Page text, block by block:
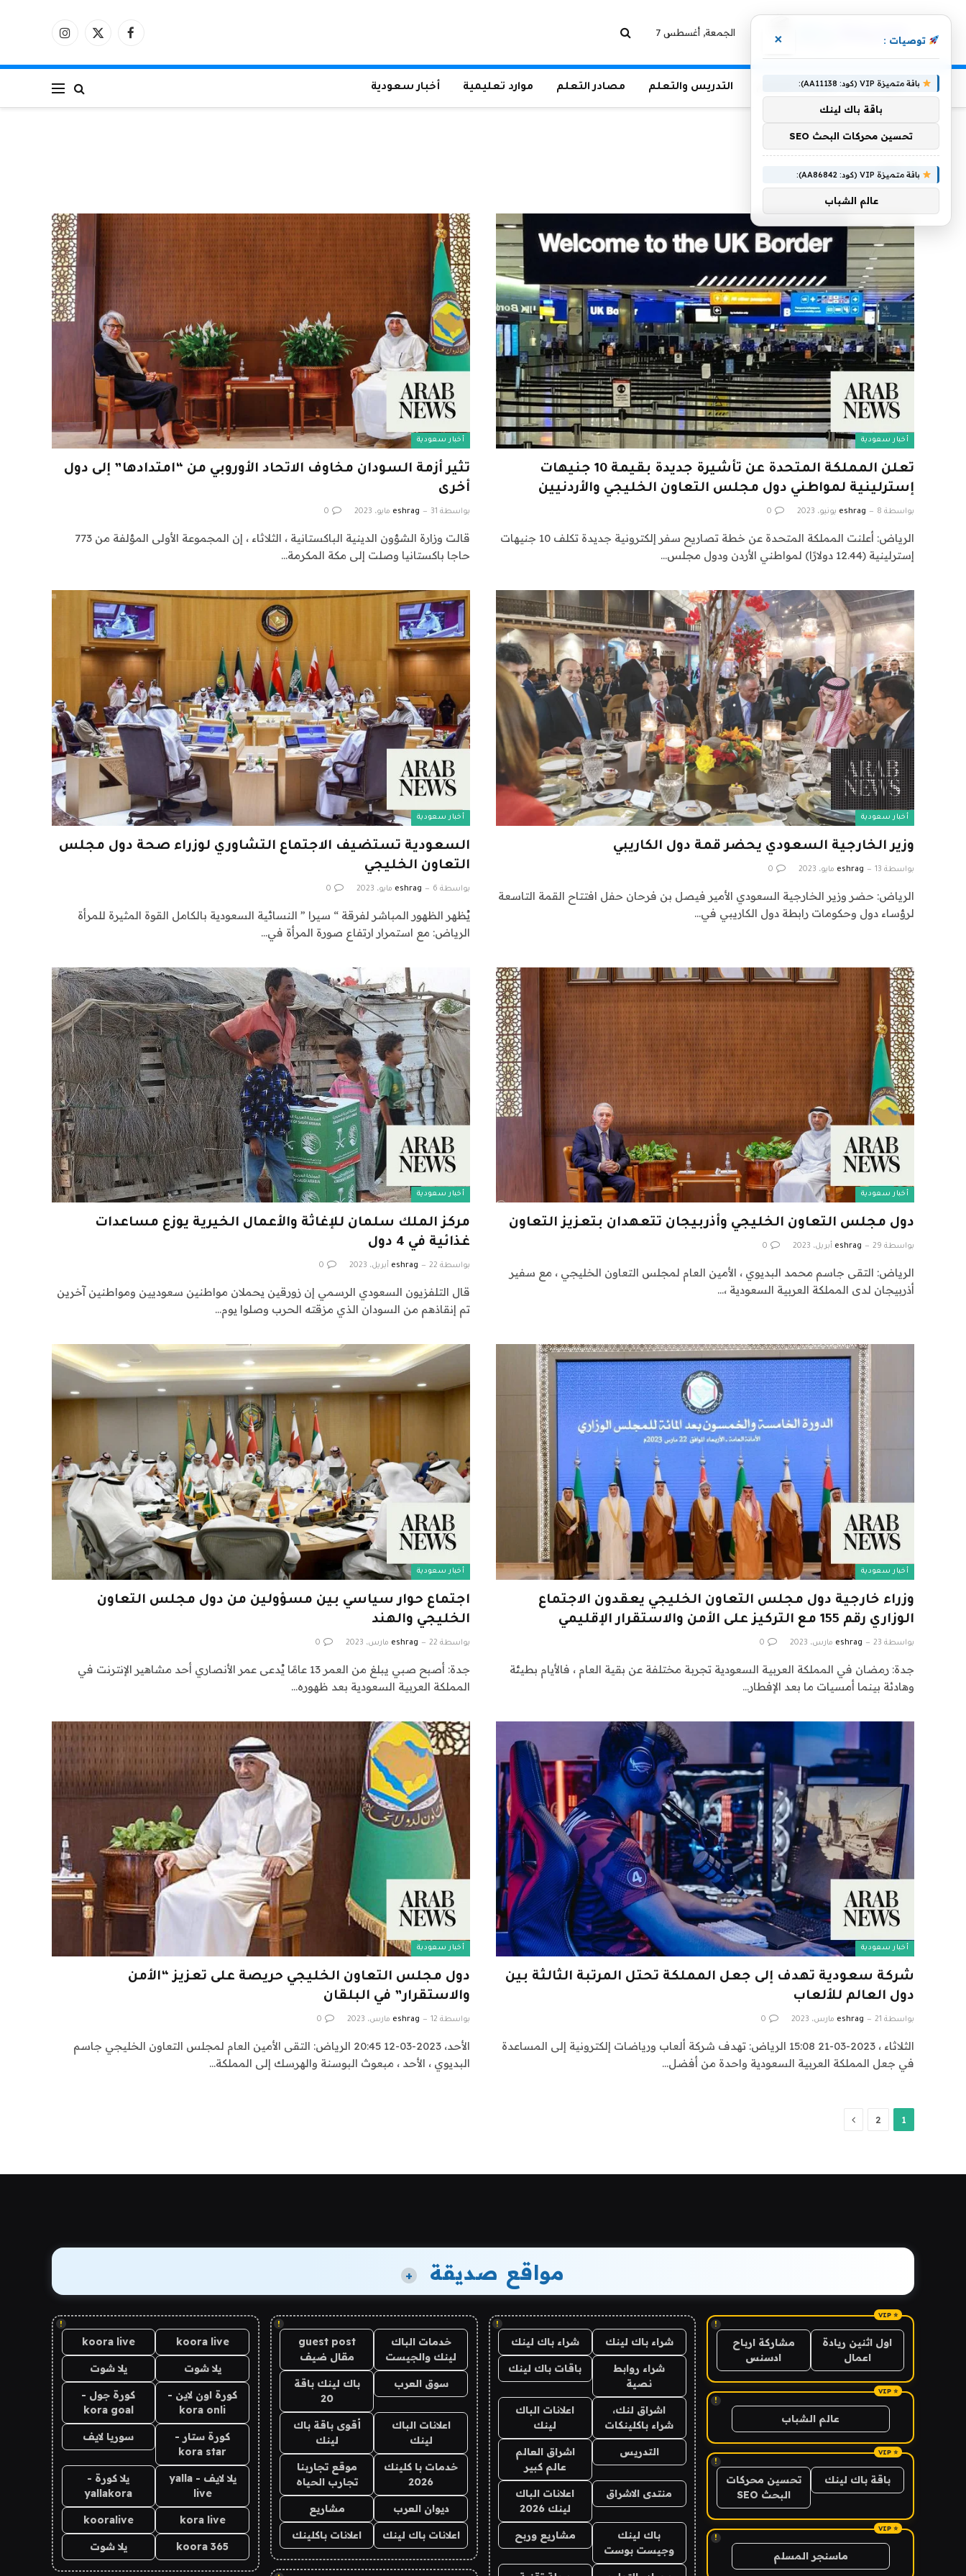
الجمعة, أغسطس 7 فيسبوكX
الانستغرام
الرئيسية منوعات التعليم التدريس والتعلم مصادر التعلم موارد تعليمية أخبار سعودية
دول
أخبار سعودية
تعلن المملكة المتحدة عن تأشيرة جديدة بقيمة 10 جنيهات
إسترلينية لمواطني دول مجلس التعاون الخليجي والأردنيين
بواسطة eshrag 8 يونيو، 2023 0
الرياض: أعلنت المملكة المتحدة عن خطة تصاريح سفر إلكترونية جديدة تكلف 10 جنيهات
إسترلينية (12.44 دولارًا) لمواطني الأردن ودول مجلس…
أخبار سعودية
تثير أزمة السودان مخاوف الاتحاد الأوروبي من “امتدادها” إلى دول
أخرى
بواسطة eshrag 31 مايو، 2023 0
قالت وزارة الشؤون الدينية الباكستانية ، الثلاثاء ، إن المجموعة الأولى المؤلفة من 773
حاجا باكستانيا وصلت إلى مكة المكرمة…
أخبار سعودية
وزير الخارجية السعودي يحضر قمة دول الكاريبي
بواسطة eshrag 13 مايو، 2023 0
الرياض: حضر وزير الخارجية السعودي الأمير فيصل بن فرحان حفل افتتاح القمة التاسعة
لرؤساء دول وحكومات رابطة دول الكاريبي في…
أخبار سعودية
السعودية تستضيف الاجتماع التشاوري لوزراء صحة دول مجلس
التعاون الخليجي
بواسطة eshrag 6 مايو، 2023 0
يُظهر الظهور المباشر لفرقة “ سيرا ” النسائية السعودية بالكامل القوة المثيرة للمرأة
الرياض: مع استمرار ارتفاع صورة المرأة في…
أخبار سعودية
دول مجلس التعاون الخليجي وأذربيجان تتعهدان بتعزيز التعاون
بواسطة eshrag 29 أبريل، 2023 0
الرياض: التقى جاسم محمد البديوي ، الأمين العام لمجلس التعاون الخليجي ، مع سفير
أذربيجان لدى المملكة العربية السعودية ،…
أخبار سعودية
مركز الملك سلمان للإغاثة والأعمال الخيرية يوزع مساعدات
غذائية في 4 دول
بواسطة eshrag 22 أبريل، 2023 0
قال التلفزيون السعودي الرسمي إن زورقين يحملان مواطنين سعوديين ومواطنين آخرين
تم إنقاذهم من السودان الذي مزقته الحرب وصلوا يوم…
أخبار سعودية
وزراء خارجية دول مجلس التعاون الخليجي يعقدون الاجتماع
الوزاري رقم 155 مع التركيز على الأمن والاستقرار الإقليمي
بواسطة eshrag 23 مارس، 2023 0
جدة: رمضان في المملكة العربية السعودية تجربة مختلفة عن بقية العام ، فالأيام بطيئة
وهادئة بينما أمسيات ما بعد الإفطار…
أخبار سعودية
اجتماع حوار سياسي بين مسؤولين من دول مجلس التعاون
الخليجي والهند
بواسطة eshrag 22 مارس، 2023 0
جدة: أصبح صبي يبلغ من العمر 13 عامًا يُدعى عمر الأنصاري أحد مشاهير الإنترنت في
المملكة العربية السعودية بعد ظهوره…
أخبار سعودية
شركة سعودية تهدف إلى جعل المملكة تحتل المرتبة الثالثة بين
دول العالم للألعاب
بواسطة eshrag 21 مارس، 2023 0
الثلاثاء ، 2023-03-21 15:08 الرياض: تهدف شركة ألعاب ورياضات إلكترونية إلى المساعدة
في جعل المملكة العربية السعودية واحدة من أفضل…
أخبار سعودية
دول مجلس التعاون الخليجي حريصة على تعزيز “الأمن
والاستقرار” في البلقان
بواسطة eshrag 12 مارس، 2023 0
الأحد، 2023-03-12 20:45 الرياض: التقى الأمين العام لمجلس التعاون الخليجي جاسم
البديوي ، الأحد ، مبعوث البوسنة والهرسك إلى المملكة…
1
2 التالي
مواقع صديقة +
!
اول اثنين ريادة
اعمال
مشاركة ارباح
ادسنس
!
عالم الشباب
!
باقة باك لينك
تحسين محركات
البحث SEO
!
ماسنجر المسلم
!
شراء باك لينك شراء باك لينك
شراء روابط
نصية
باقات باك لينك
اشراق لنك،
شراء باكلينكات
اعلانات الباك
لينك
التدريس
اشراق العالم
عالم كبير
منتدى الاشراق
اعلانات الباك
لينك 2026
باك لينك
وجيست بوست
مشاريع وربح
!
خدمات الباك
لينك والجيست
guest post
مقال ضيف
سوق العرب
باك لينك باقة
20
اعلانات الباك
لينك
أقوى باقة باك
لينك
خدمات با كلينك
2026
موقع تجاربنا
تجارب الحياه
ديوان العرب مشاريع
اعلانات باك لينك اعلانات باكلينك
!
koora live
koora live
يلا شوت يلا شوت
كورة اون لاين -
kora onli
كورة جول -
kora goal
كورة ستار -
kora star
سوريا لايف
يلا لايف - yalla
live
يلا كورة -
yallakora
kora live
kooralive
koora 365 يلا شوت
توصيات : ×
باقة متميزة VIP (كود: AA11138):
باقة باك لينك
تحسين محركات البحث SEO
باقة متميزة VIP (كود: AA86842):
عالم الشباب